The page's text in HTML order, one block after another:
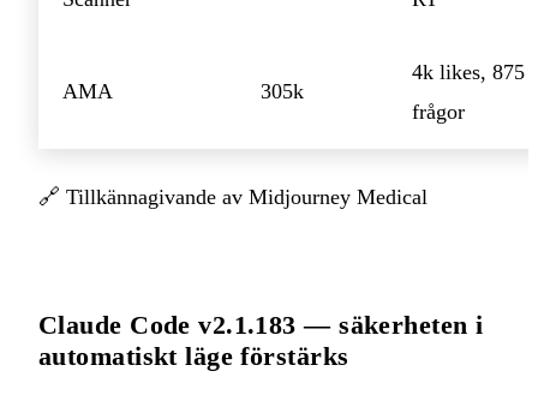
AMA 305k
4k likes, 875
frågor
🔗 Tillkännagivande av Midjourney Medical
Claude Code v2.1.183 — säkerheten i
automatiskt läge förstärks